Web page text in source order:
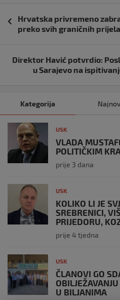
objava
Hrvatska privremeno
preko svih graničnih
Direktor Havić potvrdio:
u Sarajevo na
Kategorija
USK
VLADA
POLITIČKIM
prije 3 dana
USK
KOLIKO LI JE
SREBRENICI,
PRIJEDORU,
prije 4 tjedna
USK
ČLANOVI GO
U BILJANIMA